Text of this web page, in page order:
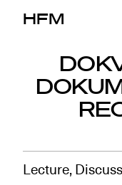
HFM
Lecture,